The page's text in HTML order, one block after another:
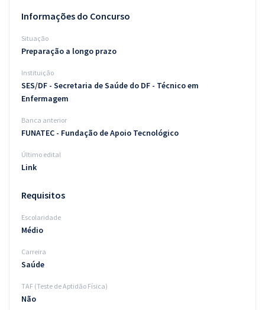
Blog
Aprovados
Informações do Concurso
Situação
Preparação a longo prazo
Instituição
SES/DF - Secretaria de Saúde do DF - Técnico em
Enfermagem
Banca anterior
FUNATEC - Fundação de Apoio Tecnológico
Último edital
Link
Requisitos
Escolaridade
Médio
Carreira
Saúde
TAF (Teste de Aptidão Física)
Não